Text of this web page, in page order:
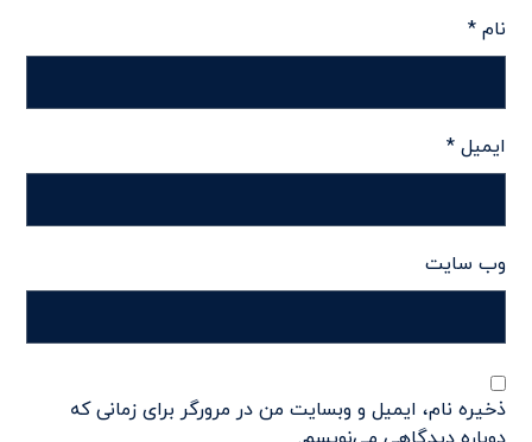
نام*
ایمیل*
وب‌ سایت
ذخیره نام، ایمیل و وبسایت من در مرورگر برای زمانی که